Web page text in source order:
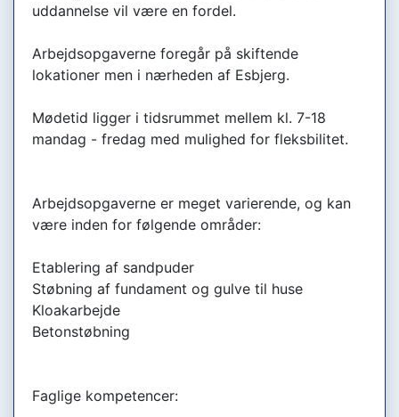
uddannelse vil være en fordel.
Arbejdsopgaverne foregår på skiftende
lokationer men i nærheden af Esbjerg.
Mødetid ligger i tidsrummet mellem kl. 7-18
mandag - fredag med mulighed for fleksbilitet.
Arbejdsopgaverne er meget varierende, og kan
være inden for følgende områder:
Etablering af sandpuder
Støbning af fundament og gulve til huse
Kloakarbejde
Betonstøbning
Faglige kompetencer: